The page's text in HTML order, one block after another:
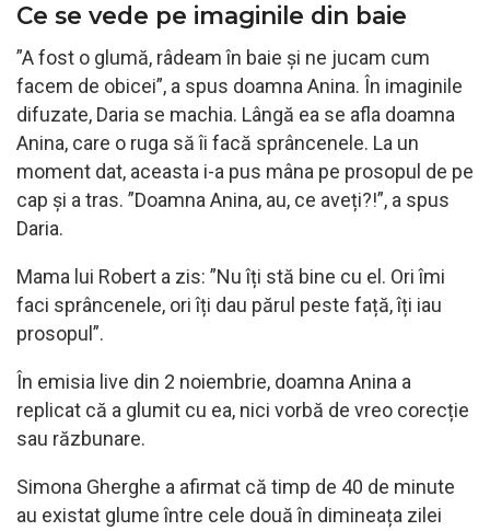
Ce se vede pe imaginile din baie
”A fost o glumă, râdeam în baie și ne jucam cum
facem de obicei”, a spus doamna Anina. În imaginile
difuzate, Daria se machia. Lângă ea se afla doamna
Anina, care o ruga să îi facă sprâncenele. La un
moment dat, aceasta i-a pus mâna pe prosopul de pe
cap și a tras. ”Doamna Anina, au, ce aveți?!”, a spus
Daria.
Mama lui Robert a zis: ”Nu îți stă bine cu el. Ori îmi
faci sprâncenele, ori îți dau părul peste față, îți iau
prosopul”.
În emisia live din 2 noiembrie, doamna Anina a
replicat că a glumit cu ea, nici vorbă de vreo corecție
sau răzbunare.
Simona Gherghe a afirmat că timp de 40 de minute
au existat glume între cele două în dimineața zilei